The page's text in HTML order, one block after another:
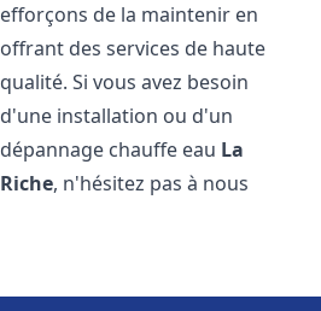
efforçons de la maintenir en
offrant des services de haute
qualité. Si vous avez besoin
d'une installation ou d'un
dépannage chauffe eau La
Riche, n'hésitez pas à nous